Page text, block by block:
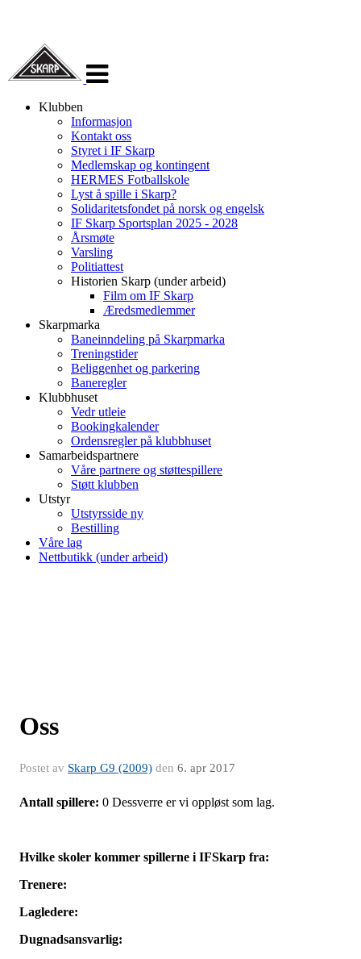
navigasjon
Klubben
Informasjon
Kontakt oss
Styret i IF Skarp
Medlemskap og kontingent
HERMES Fotballskole
Lyst å spille i Skarp?
Solidaritetsfondet på norsk og engelsk
IF Skarp Sportsplan 2025 - 2028
Årsmøte
Varsling
Politiattest
Historien Skarp (under arbeid)
Film om IF Skarp
Æredsmedlemmer
Skarpmarka
Baneinndeling på Skarpmarka
Treningstider
Beliggenhet og parkering
Baneregler
Klubbhuset
Vedr utleie
Bookingkalender
Ordensregler på klubbhuset
Samarbeidspartnere
Våre partnere og støttespillere
Støtt klubben
Utstyr
Utstyrsside ny
Bestilling
Våre lag
Nettbutikk (under arbeid)
Oss
Postet av Skarp G9 (2009) den 6. apr 2017
Antall spillere: 0 Dessverre er vi oppløst som lag.
Hvilke skoler kommer spillerne i IFSkarp fra:
Trenere:
Lagledere:
Dugnadsansvarlig: